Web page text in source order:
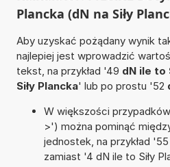
Plancka (dN na Siły
Aby uzyskać pożądany wynik
najlepiej jest wprowadzić
tekst, na przykład '49 dN ile to
Siły Plancka' lub po prostu '52
W większości
>') można pominąć
jednostek, na przykład '55
zamiast '4 dN ile to Siły